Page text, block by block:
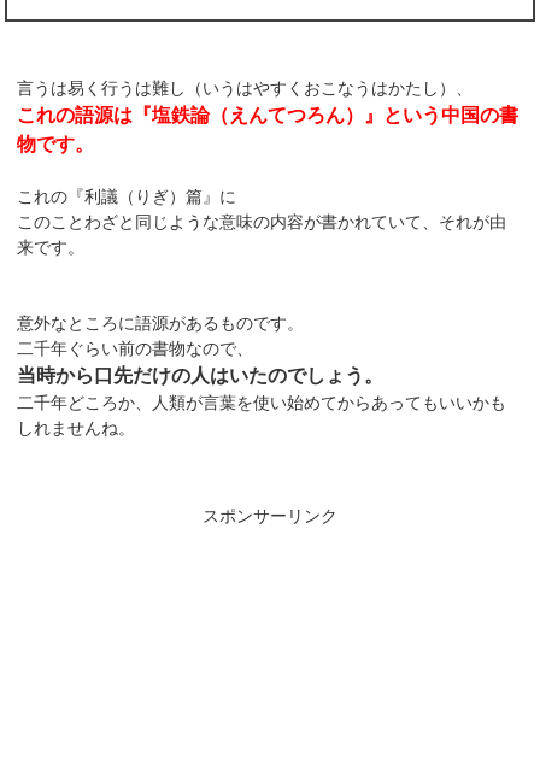
言うは易く行うは難し（いうはやすくおこなうはかたし）、
これの語源は『塩鉄論（えんてつろん）』という中国の書
物です。
これの『利議（りぎ）篇』に
このことわざと同じような意味の内容が書かれていて、それが由
来です。
意外なところに語源があるものです。
二千年ぐらい前の書物なので、
当時から口先だけの人はいたのでしょう。
二千年どころか、人類が言葉を使い始めてからあってもいいかも
しれませんね。
スポンサーリンク